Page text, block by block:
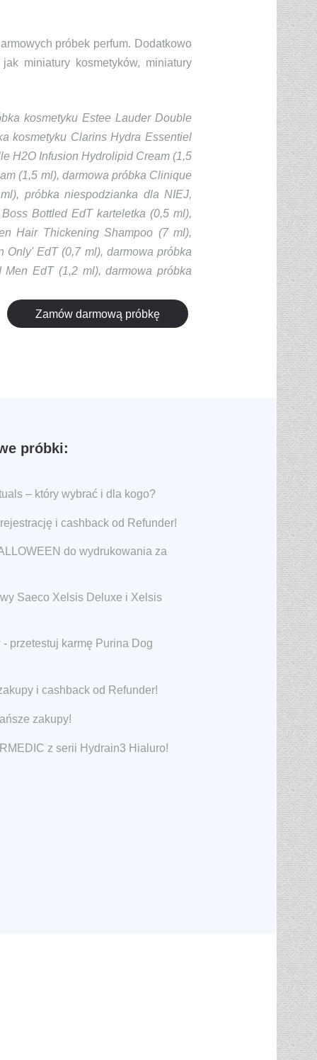
próbek perfum. Dodatkowo
miniatury kosmetyków, miniatury
kosmetyku Estee Lauder Double
kosmetyku Clarins Hydra Essentiel
H2O Infusion Hydrolipid Cream (1,5
(1,5 ml), darmowa próbka Clinique
próbka niespodzianka dla NIEJ,
Bottled EdT karteletka (0,5 ml),
Hair Thickening Shampoo (7 ml),
Only' EdT (0,7 ml), darmowa próbka
EdT (1,2 ml), darmowa próbka
Zamów darmową próbkę
próbki:
– który wybrać i dla kogo?
i cashback od Refunder!
do wydrukowania za
Saeco Xelsis Deluxe i Xelsis
przetestuj karmę Purina Dog
i cashback od Refunder!
zakupy!
z serii Hydrain3 Hialuro!